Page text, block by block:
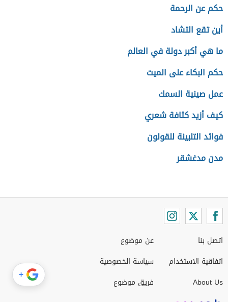
حكم عن الرحمة
أين تقع التشاد
ما هي أكبر دولة في العالم
حكم البكاء على الميت
عمل صينية السمك
كيف أزيد كثافة شعري
فوائد التلبينة للقولون
مدن مدغشقر
اتصل بنا
اتفاقية الاستخدام
About Us
عن موضوع
سياسة الخصوصية
فريق موضوع
+